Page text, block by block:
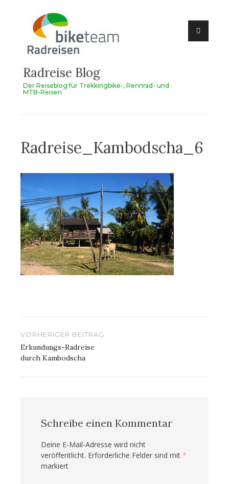
springen
Radreise Blog
Der Reiseblog für Trekkingbike-, Rennrad- und
MTB-Reisen
Radreise_Kambodscha_6
Beitragsnavigation
VORHERIGER BEITRAG
Erkundungs-Radreise
durch Kambodscha
Schreibe einen Kommentar
Deine E-Mail-Adresse wird nicht
veröffentlicht. Erforderliche Felder sind mit *
markiert